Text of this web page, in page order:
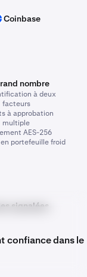
Coinbase
Coinbase
nombre
à deux
facteurs
à approbation
multiple
AES-256
portefeuille froid
signalées
confiance dans le